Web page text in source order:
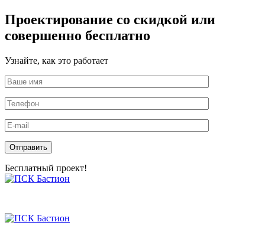
Проектирование со скидкой или
совершенно бесплатно
Узнайте, как это работает
Оставьте это поле пустым.
Бесплатный проект!
Skip